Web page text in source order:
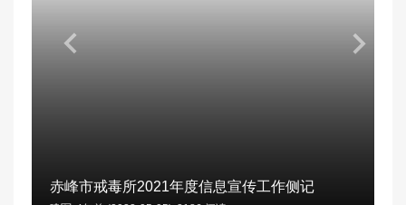
赤峰市戒毒所2021年度信息宣传工作侧记